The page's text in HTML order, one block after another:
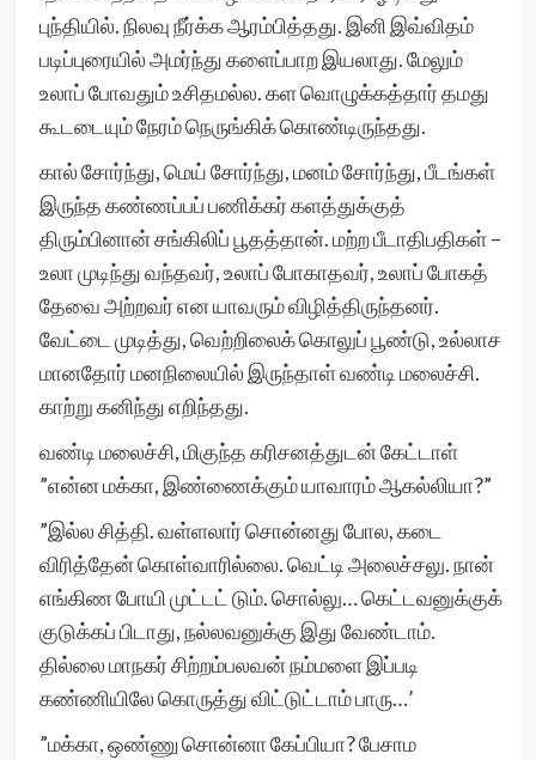
புந்தியில். நிலவு நீர்க்க ஆரம்பித்தது. இனி இவ்விதம்
படிப்புரையில் அமர்ந்து களைப்பாற இயலாது. மேலும்
உலாப் போவதும் உசிதமல்ல. கள வொழுக்கத்தார் தமது
கூடடையும் நேரம் நெருங்கிக் கொண்டிருந்தது.
கால் சோர்ந்து, மெய் சோர்ந்து, மனம் சோர்ந்து, பீடங்கள்
இருந்த கண்ணப்பப் பணிக்கர் களத்துக்குத்
திரும்பினான் சங்கிலிப் பூதத்தான். மற்ற பீடாதிபதிகள் –
உலா முடிந்து வந்தவர், உலாப் போகாதவர், உலாப் போகத்
தேவை அற்றவர் என யாவரும் விழித்திருந்தனர்.
வேட்டை முடித்து, வெற்றிலைக் கொலுப் பூண்டு, உல்லாச
மானதோர் மனநிலையில் இருந்தாள் வண்டி மலைச்சி.
காற்று கனிந்து எறிந்தது.
வண்டி மலைச்சி, மிகுந்த கரிசனத்துடன் கேட்டாள்
”என்ன மக்கா, இண்ணைக்கும் யாவாரம் ஆகல்லியா?”
”இல்ல சித்தி. வள்ளலார் சொன்னது போல, கடை
விரித்தேன் கொள்வாரில்லை. வெட்டி அலைச்சலு. நான்
எங்கிண போயி முட்டட் டும். சொல்லு… கெட்டவனுக்குக்
குடுக்கப் பிடாது, நல்லவனுக்கு இது வேண்டாம்.
தில்லை மாநகர் சிற்றம்பலவன் நம்மளை இப்படி
கண்ணியிலே கொருத்து விட்டுட்டாம் பாரு…’
”மக்கா, ஒண்ணு சொன்னா கேப்பியா? பேசாம